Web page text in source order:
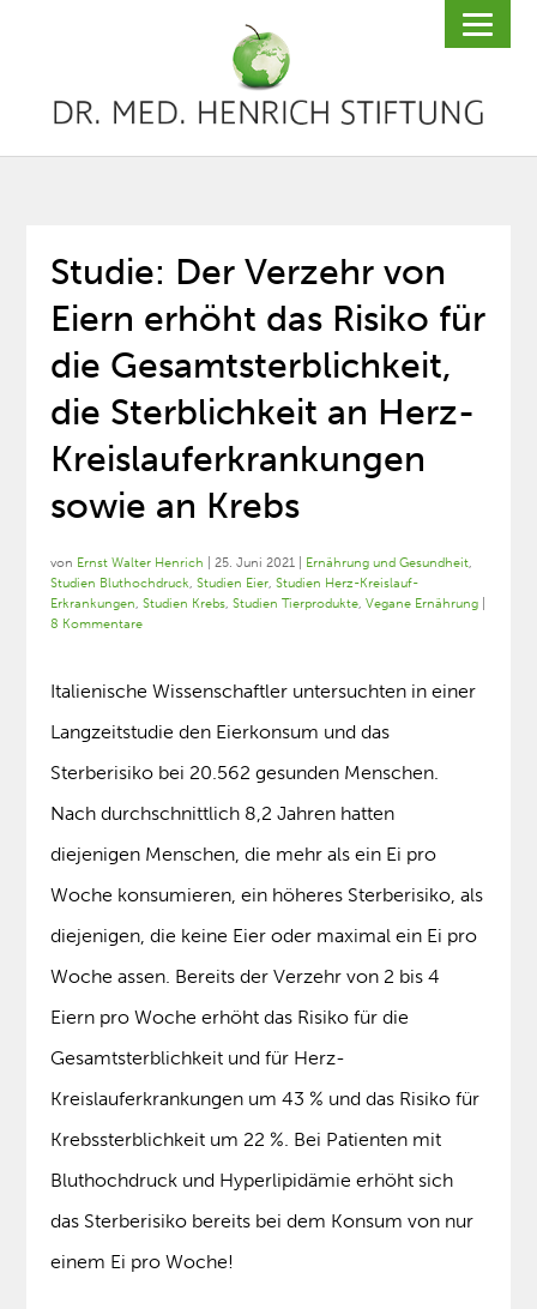
Studie: Der Verzehr von
Eiern erhöht das Risiko für
die Gesamtsterblichkeit,
die Sterblichkeit an Herz-
Kreislauferkrankungen
sowie an Krebs
von Ernst Walter Henrich |25. Juni 2021 Ernährung und Gesundheit,
Studien Bluthochdruck,Studien Eier,Studien Herz-Kreislauf-
Erkrankungen,Studien Krebs,Studien Tierprodukte,Vegane Ernährung
8 Kommentare
Italienische Wissenschaftler untersuchten in einer
Langzeitstudie den Eierkonsum und das
Sterberisiko bei 20.562 gesunden Menschen.
Nach durchschnittlich 8,2 Jahren hatten
diejenigen Menschen, die mehr als ein Ei pro
Woche konsumieren, ein höheres Sterberisiko, als
diejenigen, die keine Eier oder maximal ein Ei pro
Woche assen. Bereits der Verzehr von 2 bis 4
Eiern pro Woche erhöht das Risiko für die
Gesamtsterblichkeit und für Herz-
Kreislauferkrankungen um 43 % und das Risiko für
Krebssterblichkeit um 22 %. Bei Patienten mit
Bluthochdruck und Hyperlipidämie erhöht sich
das Sterberisiko bereits bei dem Konsum von nur
einem Ei pro Woche!